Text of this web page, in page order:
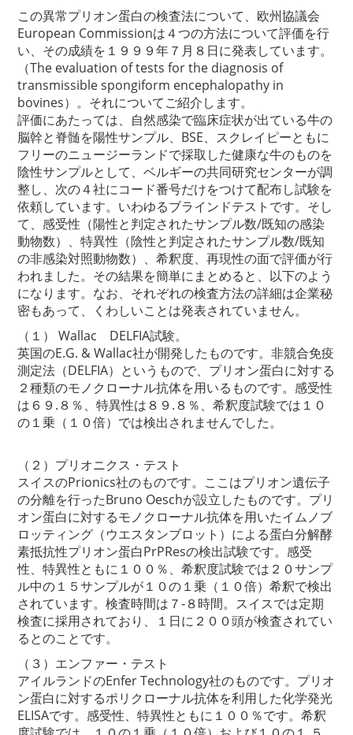
この異常プリオン蛋白の検査法について、欧州協議会
European Commissionは４つの方法について評価を行
い、その成績を１９９９年７月８日に発表しています。
（The evaluation of tests for the diagnosis of
transmissible spongiform encephalopathy in
bovines）。それについてご紹介します。
評価にあたっては、自然感染で臨床症状が出ている牛の
脳幹と脊髄を陽性サンプル、BSE、スクレイピーともに
フリーのニュージーランドで採取した健康な牛のものを
陰性サンプルとして、ベルギーの共同研究センターが調
整し、次の４社にコード番号だけをつけて配布し試験を
依頼しています。いわゆるブラインドテストです。そし
て、感受性（陽性と判定されたサンプル数/既知の感染
動物数）、特異性（陰性と判定されたサンプル数/既知
の非感染対照動物数）、希釈度、再現性の面で評価が行
われました。その結果を簡単にまとめると、以下のよう
になります。なお、それぞれの検査方法の詳細は企業秘
密もあって、くわしいことは発表されていません。
（１） Wallac DELFIA試験。
英国のE.G. & Wallac社が開発したものです。非競合免疫
測定法（DELFIA）というもので、プリオン蛋白に対する
２種類のモノクローナル抗体を用いるものです。感受性
は６９.８％、特異性は８９.８％、希釈度試験では１０
の１乗（１０倍）では検出されませんでした。
（２）プリオニクス・テスト
スイスのPrionics社のものです。ここはプリオン遺伝子
の分離を行ったBruno Oeschが設立したものです。プリ
オン蛋白に対するモノクローナル抗体を用いたイムノブ
ロッティング（ウエスタンブロット）による蛋白分解酵
素抵抗性プリオン蛋白PrPResの検出試験です。感受
性、特異性ともに１００％、希釈度試験では２０サンプ
ル中の１５サンプルが１０の１乗（１０倍）希釈で検出
されています。検査時間は７-８時間。スイスでは定期
検査に採用されており、１日に２００頭が検査されてい
るとのことです。
（３）エンファー・テスト
アイルランドのEnfer Technology社のものです。プリオ
ン蛋白に対するポリクローナル抗体を利用した化学発光
ELISAです。感受性、特異性ともに１００％です。希釈